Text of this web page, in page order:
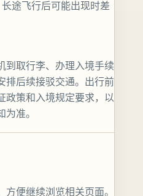
途飞行后可能出现时差
到取行李、办理入境手续
排后续接驳交通。出行前
政策和入境规定要求，以
准。
便继续浏览相关页面。